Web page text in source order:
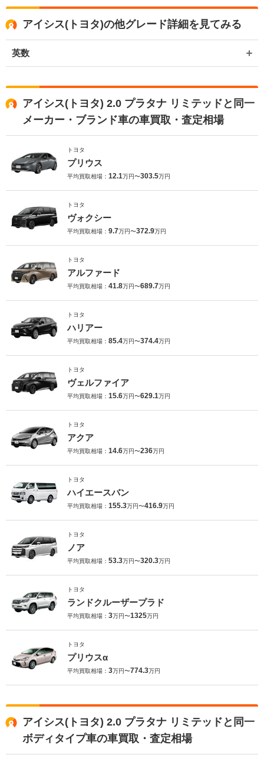
アイシス(トヨタ)の他グレード詳細を見てみる
英数
アイシス(トヨタ) 2.0 プラタナ リミテッドと同一
メーカー・ブランド車の車買取・査定相場
トヨタ
プリウス
平均買取相場： 12.1万円〜303.5万円
トヨタ
ヴォクシー
平均買取相場： 9.7万円〜372.9万円
トヨタ
アルファード
平均買取相場： 41.8万円〜689.7万円
トヨタ
ハリアー
平均買取相場： 85.4万円〜374.4万円
トヨタ
ヴェルファイア
平均買取相場： 15.6万円〜629.1万円
トヨタ
アクア
平均買取相場： 14.6万円〜236万円
トヨタ
ハイエースバン
平均買取相場： 155.3万円〜416.9万円
トヨタ
ノア
平均買取相場： 53.3万円〜320.3万円
トヨタ
ランドクルーザープラド
平均買取相場： 3万円〜1325万円
トヨタ
プリウスα
平均買取相場： 3万円〜774.3万円
アイシス(トヨタ) 2.0 プラタナ リミテッドと同一
ボディタイプ車の車買取・査定相場